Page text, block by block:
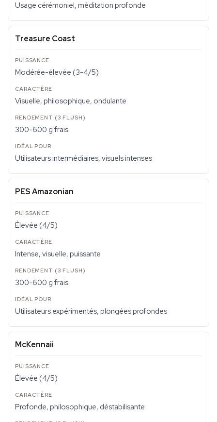
Usage cérémoniel, méditation profonde
Treasure Coast
Modérée-élevée (3-4/5)
Visuelle, philosophique, ondulante
300-600 g frais
Utilisateurs intermédiaires, visuels intenses
PES Amazonian
Élevée (4/5)
Intense, visuelle, puissante
300-600 g frais
Utilisateurs expérimentés, plongées profondes
McKennaii
Élevée (4/5)
Profonde, philosophique, déstabilisante